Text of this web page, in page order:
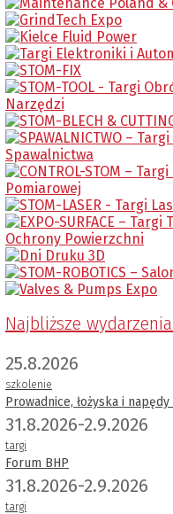
Najbliższe wydarzenia
25.8.2026
szkolenie
Prowadnice, łożyska i
31.8.2026-2.9.2026
targi
Forum BHP
31.8.2026-2.9.2026
targi